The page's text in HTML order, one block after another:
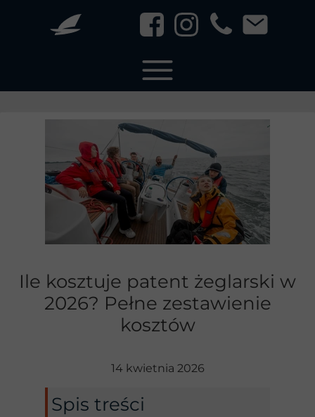
14 kwietnia 2026
Spis treści
Ile kosztuje patent żeglarski w
2026? Pełne zestawienie
kosztów